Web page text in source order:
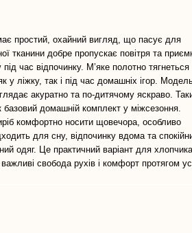
простий, охайний вигляд, що пасує для
тканини добре пропускає повітря та
час відпочинку. М’яке полотно тягнеться
у ліжку, так і під час домашніх ігор.
акуратно та по-дитячому яскраво.
домашній комплект у міжсезоння.
комфортно носити щовечора, особливо
для сну, відпочинку вдома та
одяг. Це практичний варіант для хлопчика
свобода рухів і комфорт протягом